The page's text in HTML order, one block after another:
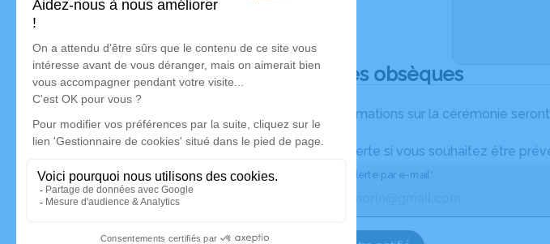
Déroulé des obsèques
Les informations sur la cérémonie
Activez une alerte si vous souhaitez être
Recevoir une alerte par e-mail*